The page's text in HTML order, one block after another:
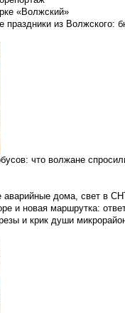
«Волжский»
из Волжского:
что волжане
аварийные дома, свет в
и новая маршрутка:
и крик души